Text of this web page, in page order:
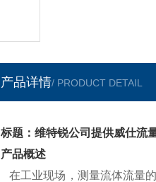
产品详情/ PRODUCT DETAIL
标题：维特锐公司提供威仕流
产品概述
在工业现场，测量流体流量